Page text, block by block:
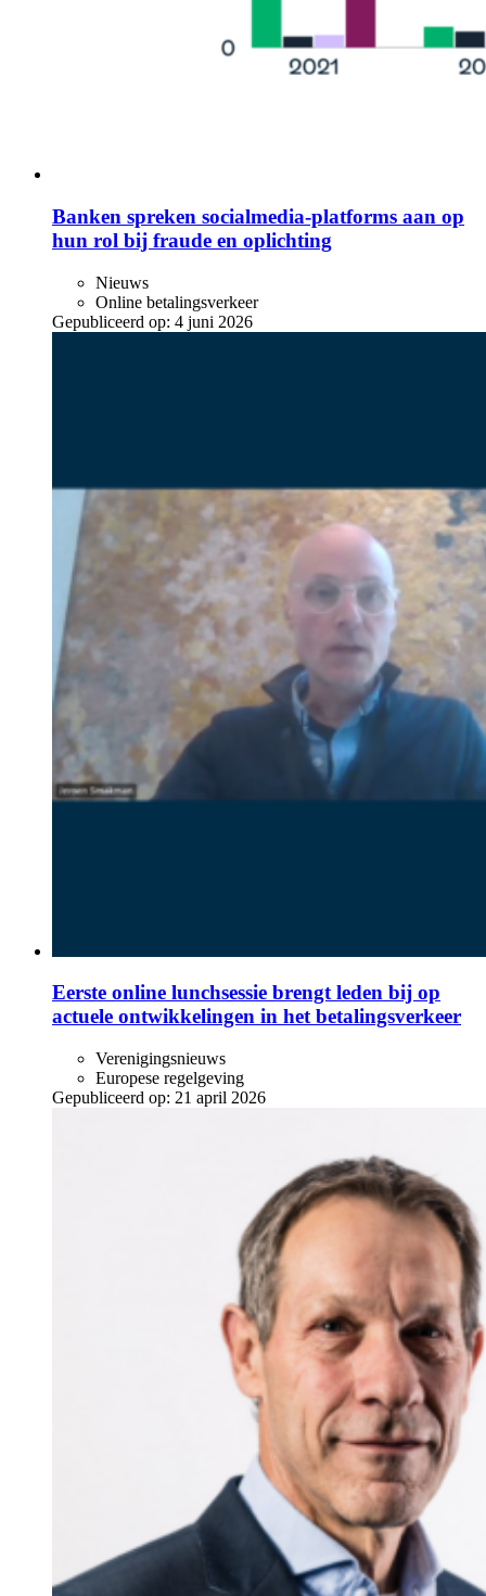
Banken spreken socialmedia-platforms aan op
hun rol bij fraude en oplichting
Nieuws
Online betalingsverkeer
Gepubliceerd op: 4 juni 2026
Eerste online lunchsessie brengt leden bij op
actuele ontwikkelingen in het betalingsverkeer
Verenigingsnieuws
Europese regelgeving
Gepubliceerd op: 21 april 2026